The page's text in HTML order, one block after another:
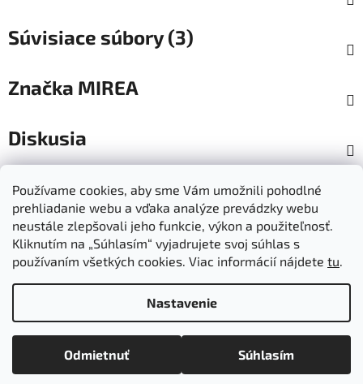
Používame cookies, aby sme Vám umožnili pohodlné
prehliadanie webu a vďaka analýze prevádzky webu
neustále zlepšovali jeho funkcie, výkon a použiteľnosť.
Kliknutím na „Súhlasím“ vyjadrujete svoj súhlas s
používaním všetkých cookies. Viac informácií nájdete tu.
Nastavenie
Odmietnuť Súhlasím
Súvisiace súbory (3)
Značka MIREA
Diskusia
Dokumenty na stiahnutie Moja objednávka
Obchodné podmienky Ochrana osobných údajov
Kontakty Informácie o cookies
Ošetrovanie a údržba výrobkov Ako nakupovať
Vytvoril Shoptet
Copyright 2026Mirea . Všetky práva vyhradené.
nastavenie cookies